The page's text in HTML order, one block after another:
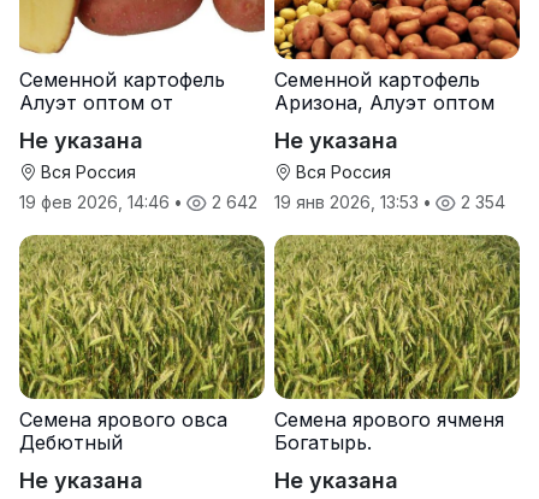
Семенной картофель
Алуэт оптом от
Не указана
Вся Россия
19 фев 2026, 14:46 • 2 642
Семенной картофель
Аризона, Алуэт оптом
Не указана
Вся Россия
19 янв 2026, 13:53 • 2 354
Семена ярового овса
Дебютный
Не указана
Семена ярового ячменя
Богатырь.
Не указана